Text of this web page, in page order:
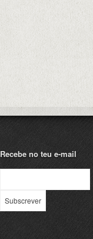
Recebe no teu e-mail